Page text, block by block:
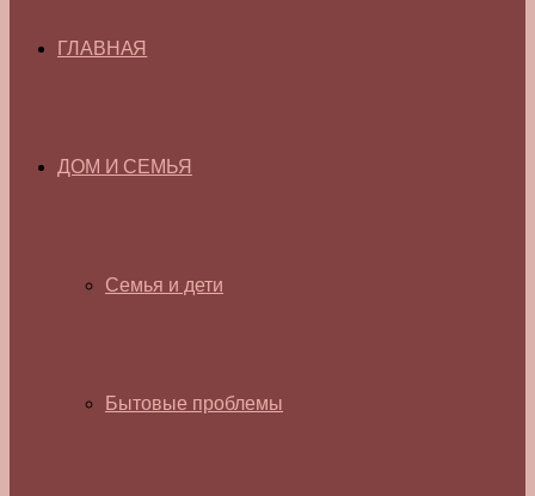
ГЛАВНАЯ
ДОМ И СЕМЬЯ
Семья и дети
Бытовые проблемы